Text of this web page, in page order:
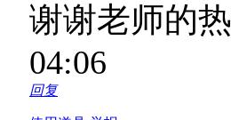
谢谢老师的
04:06
回复